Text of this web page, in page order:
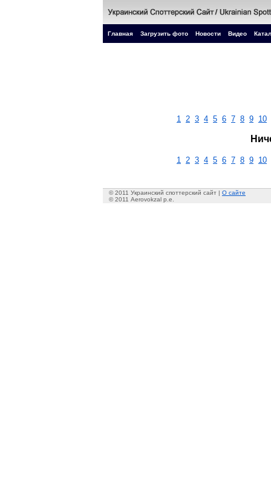
Главная Загрузить фото Новости Видео
1 2 3 4 5 6 7 8 9 10
1 2 3 4 5 6 7 8 9 10
© 2011 Украинский споттерский сайт | О сайте
© 2011 Aerovokzal p.e.